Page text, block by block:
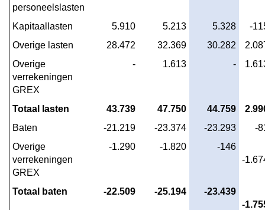
Toelichting
lasten
kosten
personeelslasten
Kapitaallasten 5.910 5.213 5.328
-
Overige lasten
28.472 32.369 30.282
Overige
verrekeningen
GREX
- 1.613 -
Totaal lasten 43.739 47.750 44.759
Baten
-21.219 -23.374 -23.293
-
Overige
verrekeningen
GREX
-1.290 -1.820
-146
-
Totaal baten -22.509 -25.194
-23.439
-